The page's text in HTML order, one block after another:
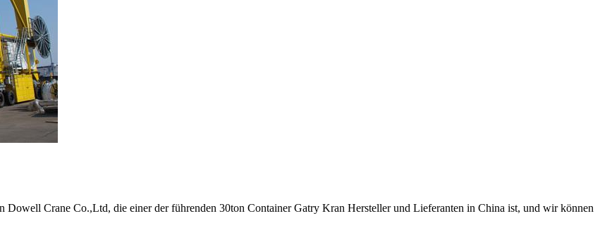
Crane Co.,Ltd, die einer der führenden 30ton Container Gatry Kran Hersteller und Lieferanten in China ist, und wir können